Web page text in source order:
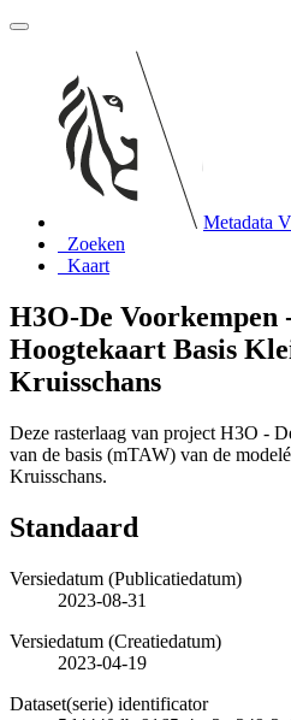
Metadata
Zoeken
Kaart
H3O-De Voorkempen
Hoogtekaart Basis
Kruisschans
Deze rasterlaag van project H3O -
van de basis (mTAW) van de
Kruisschans.
Standaard
Versiedatum (Publicatiedatum)
2023-08-31
Versiedatum (Creatiedatum)
2023-04-19
Dataset(serie) identificator